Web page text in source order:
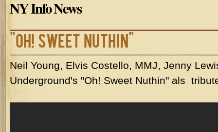
NY Info News
"Oh! Sweet Nuthin"
Neil Young, Elvis Costello, MMJ, Jenny
Underground's "Oh! Sweet Nuthin" als